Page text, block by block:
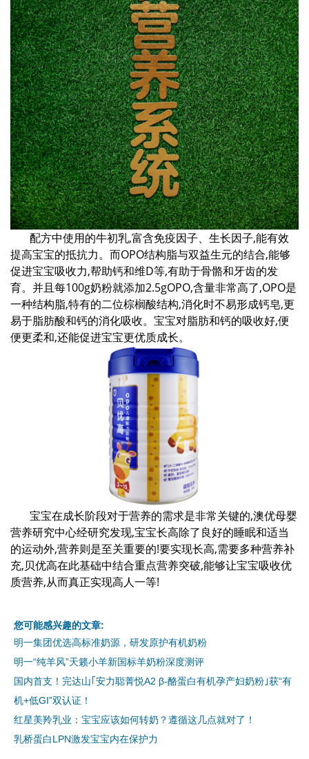
配方中使用的牛初乳,富含免疫因子、生长因子,能有效
提高宝宝的抵抗力。而OPO结构脂与双益生元的结合,能够
促进宝宝吸收力,帮助钙和维D等,有助于骨骼和牙齿的发
育。并且每100g奶粉就添加2.5gOPO,含量非常高了,OPO是
一种结构脂,特有的二位棕榈酸结构,消化时不易形成钙皂,更
易于脂肪酸和钙的消化吸收。宝宝对脂肪和钙的吸收好,便
便更柔和,还能促进宝宝更优质成长。
宝宝在成长阶段对于营养的需求是非常关键的,澳优母婴
营养研究中心经研究发现,宝宝长高除了良好的睡眠和适当
的运动外,营养则是至关重要的!要实现长高,需要多种营养补
充,贝优高在此基础中结合重点营养突破,能够让宝宝吸收优
质营养,从而真正实现高人一等!
您可能感兴趣的文章:
明一集团优选高标准奶源，研发原护有机奶粉
明一“纯羊风”天籁小羊新国标羊奶粉深度测评
国内首支！完达山｢安力聪菁悦A2 β-酪蛋白有机孕产妇奶粉｣获“有
机+低GI”双认证！
红星美羚乳业：宝宝应该如何转奶？遵循这几点就对了！
乳桥蛋白LPN激发宝宝内在保护力